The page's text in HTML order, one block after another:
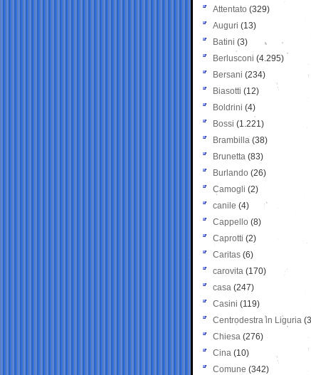
Attentato (329)
Auguri (13)
Batini (3)
Berlusconi (4.295)
Bersani (234)
Biasotti (12)
Boldrini (4)
Bossi (1.221)
Brambilla (38)
Brunetta (83)
Burlando (26)
Camogli (2)
canile (4)
Cappello (8)
Caprotti (2)
Caritas (6)
carovita (170)
casa (247)
Casini (119)
Centrodestra in Liguria
Chiesa (276)
Cina (10)
Comune (342)